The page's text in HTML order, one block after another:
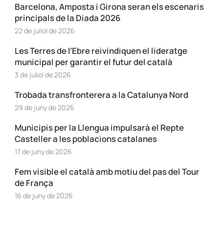
Barcelona, Amposta i Girona seran els escenaris
principals de la Diada 2026
22 de juliol de 2026
Les Terres de l’Ebre reivindiquen el lideratge
municipal per garantir el futur del català
3 de juliol de 2026
Trobada transfronterera a la Catalunya Nord
29 de juny de 2026
Municipis per la Llengua impulsarà el Repte
Casteller a les poblacions catalanes
17 de juny de 2026
Fem visible el català amb motiu del pas del Tour
de França
16 de juny de 2026